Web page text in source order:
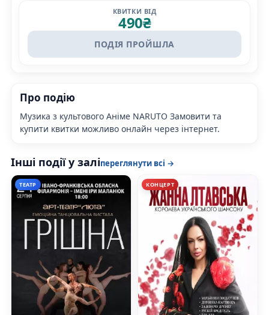
КВИТКИ ВІД
490₴
ПОДІЯ ПРОЙШЛА
Про подію
Музика з культового Аніме NARUTO Замовити та
купити квитки можливо онлайн через інтернет.
Інші події у заліпереглянути всі →
ТЕАТР КОНЦЕРТ